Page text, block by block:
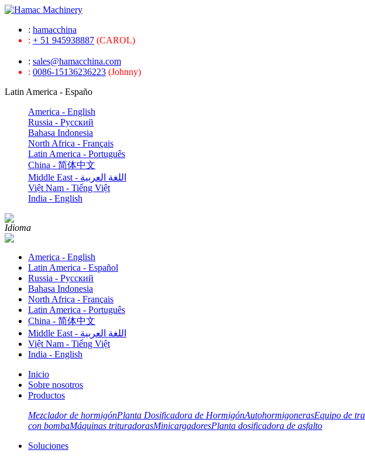
: hamacchina
: + 51 945938887 (CAROL)
: sales@hamacchina.com
: 0086-15136236223 (Johnny)
Latin America - Españo
America - English
Russia - Pусский
Bahasa Indonesia
North Africa - Français
Latin America - Português
China - 简体中文
Middle East - اللغة العربية
Việt Nam - Tiếng Việt
India - English
Idioma
America - English
Latin America - Español
Russia - Pусский
Bahasa Indonesia
North Africa - Français
Latin America - Português
China - 简体中文
Middle East - اللغة العربية
Việt Nam - Tiếng Việt
India - English
Inicio
Sobre nosotros
Productos
Mezclador de hormigónPlanta Dosificadora de HormigónAutohormigonerasEquipo de
con bombaMáquinas trituradorasMinicargadoresPlanta dosificadora de asfalto
Soluciones